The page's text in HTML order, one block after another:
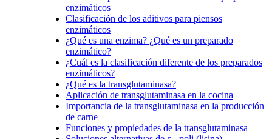
enzimáticos
Clasificación de los aditivos para piensos
enzimáticos
¿Qué es una enzima? ¿Qué es un preparado
enzimático?
¿Cuál es la clasificación diferente de los preparados
enzimáticos?
¿Qué es la transglutaminasa?
Aplicación de transglutaminasa en la cocina
Importancia de la transglutaminasa en la producción
de carne
Funciones y propiedades de la transglutaminasa